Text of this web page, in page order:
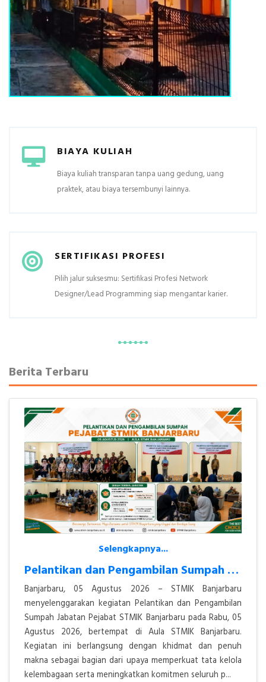
BIAYA KULIAH
Biaya kuliah transparan tanpa uang gedung, uang
praktek, atau biaya tersembunyi lainnya.
SERTIFIKASI PROFESI
Pilih jalur suksesmu: Sertifikasi Profesi Network
Designer/Lead Programming siap mengantar karier.
Berita Terbaru
Selengkapnya...
Pelantikan dan Pengambilan Sumpah Jabatan Pejabat STMIK Banjarbaru Ber
Banjarbaru, 05 Agustus 2026 – STMIK Banjarbaru
menyelenggarakan kegiatan Pelantikan dan Pengambilan
Sumpah Jabatan Pejabat STMIK Banjarbaru pada Rabu, 05
Agustus 2026, bertempat di Aula STMIK Banjarbaru.
Kegiatan ini berlangsung dengan khidmat dan penuh
makna sebagai bagian dari upaya memperkuat tata kelola
kelembagaan serta meningkatkan komitmen seluruh p...